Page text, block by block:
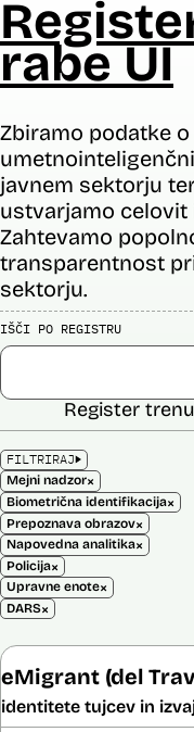
rabe UI
Zbiramo podatke
javnem sektorju
ustvarjamo celovit
Zahtevamo
transparentnost
sektorju.
IŠČI PO REGISTRU
FILTRIRAJ
Mejni nadzor×
Biometrična identifikacija×
Prepoznava obrazov×
Napovedna analitika×
Policija×
Upravne enote×
DARS×
Register
eMigrant (del
identitete tujcev in